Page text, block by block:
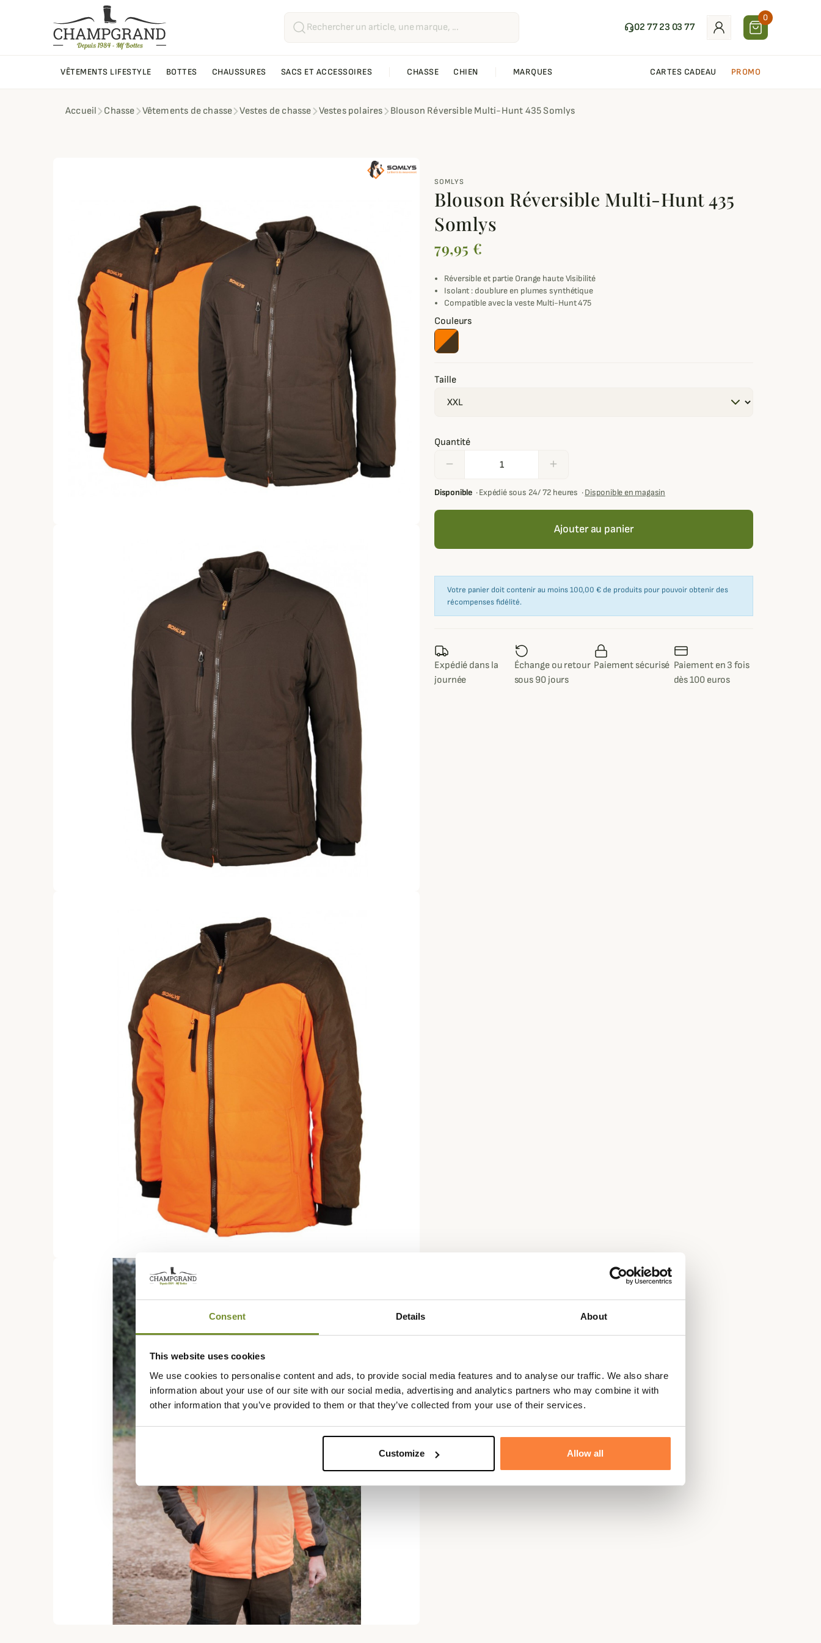
Consent Details About
This website uses cookies
We use cookies to personalise content and ads, to provide social media features and to analyse our traffic. We also share
information about your use of our site with our social media, advertising and analytics partners who may combine it with
other information that you’ve provided to them or that they’ve collected from your use of their services.
Customize Allow all
02 77 23 03 77
0
VÊTEMENTS LIFESTYLE BOTTES CHAUSSURES SACS ET ACCESSOIRES CHASSE CHIEN MARQUES CARTES CADEAU PROMO
Accueil Chasse Vêtements de chasse Vestes de chasse Vestes polaires Blouson Réversible Multi-Hunt 435 Somlys
SOMLYS
Blouson Réversible Multi-Hunt 435
Somlys
79,95 €
Réversible et partie Orange haute Visibilité
Isolant : doublure en plumes synthétique
Compatible avec la veste Multi-Hunt 475
Couleurs
Taille
Quantité
remove add
Disponible ·Expédié sous 24/ 72 heures ·Disponible en magasin
Ajouter au panier
Votre panier doit contenir au moins 100,00 € de produits pour pouvoir obtenir des
récompenses fidélité.
Expédié dans la
journée
Échange ou retour
sous 90 jours
Paiement sécurisé Paiement en 3 fois
dès 100 euros